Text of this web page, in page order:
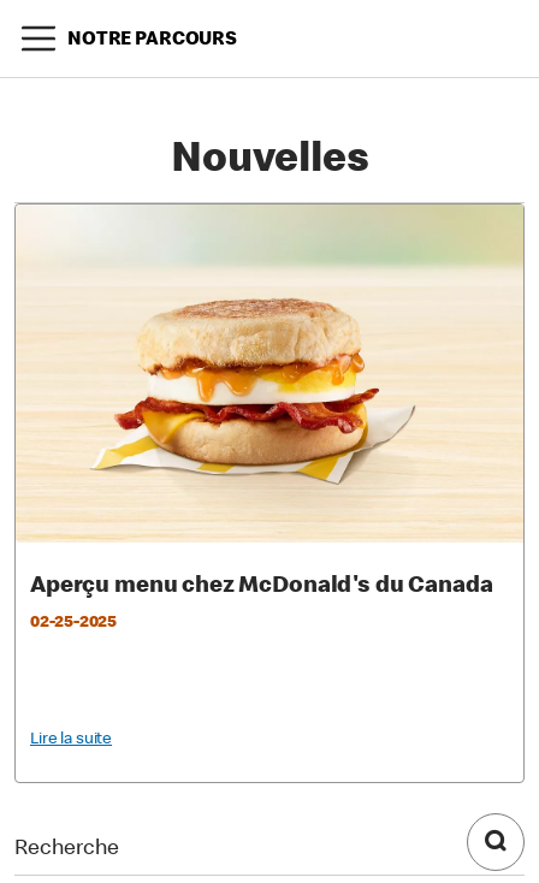
NOTRE PARCOURS
Nouvelles
Aperçu menu chez McDonald's du Canada
02-25-2025
Lire la suite